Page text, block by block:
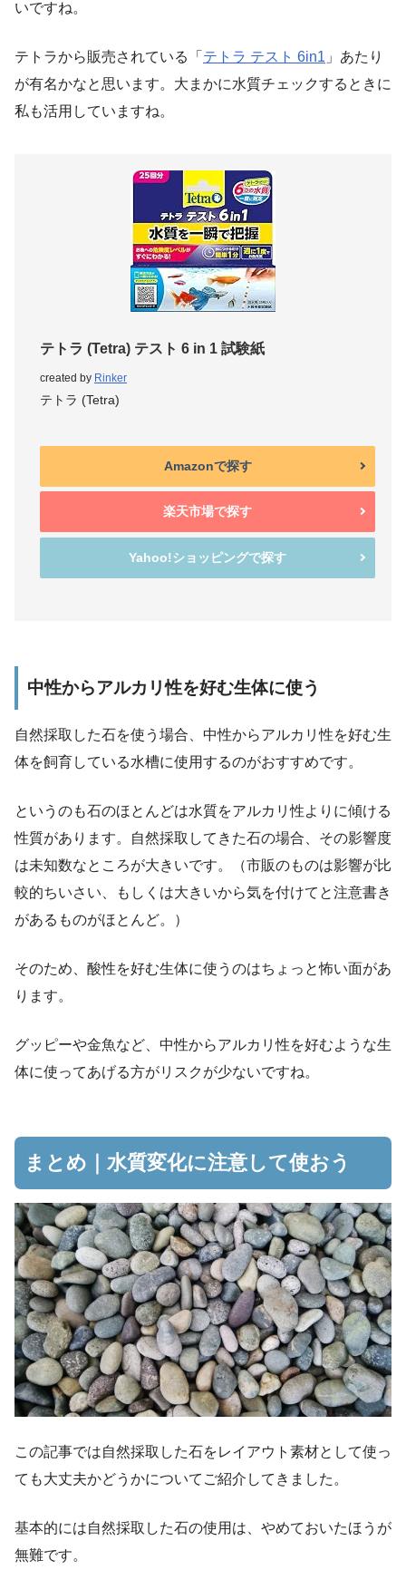
いですね。
テトラから販売されている「 テトラ テスト 6in1 」あたり
が有名かなと思います。大まかに水質チェックするときに
私も活用していますね。
テトラ (Tetra) テスト 6 in 1 試験紙
created by Rinker
テトラ (Tetra)
Amazonで探す
楽天市場で探す
Yahoo!ショッピングで探す
中性からアルカリ性を好む生体に使う
自然採取した石を使う場合、中性からアルカリ性を好む生
体を飼育している水槽に使用するのがおすすめです。
というのも石のほとんどは水質をアルカリ性よりに傾ける
性質があります。自然採取してきた石の場合、その影響度
は未知数なところが大きいです。（市販のものは影響が比
較的ちいさい、もしくは大きいから気を付けてと注意書き
があるものがほとんど。）
そのため、酸性を好む生体に使うのはちょっと怖い面があ
ります。
グッピーや金魚など、中性からアルカリ性を好むような生
体に使ってあげる方がリスクが少ないですね。
まとめ｜水質変化に注意して使おう
この記事では自然採取した石をレイアウト素材として使っ
ても大丈夫かどうかについてご紹介してきました。
基本的には自然採取した石の使用は、やめておいたほうが
無難です。